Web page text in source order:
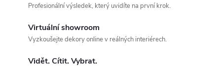
Profesionální výsledek, který uvidíte na první krok.
Virtuální showroom
Vyzkoušejte dekory online v reálných interiérech.
Vidět. Cítit. Vybrat.